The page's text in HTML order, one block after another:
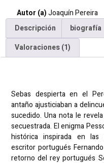
Autor (a)Joaquín Pereira
Descripción
biografía
Valoraciones (1)
Sebas despierta en el
antaño ajusticiaban a
sucedido. Una nota le
secuestrada. El enigma
histórica inspirada en las
escritor portugués
retorno del rey portugués